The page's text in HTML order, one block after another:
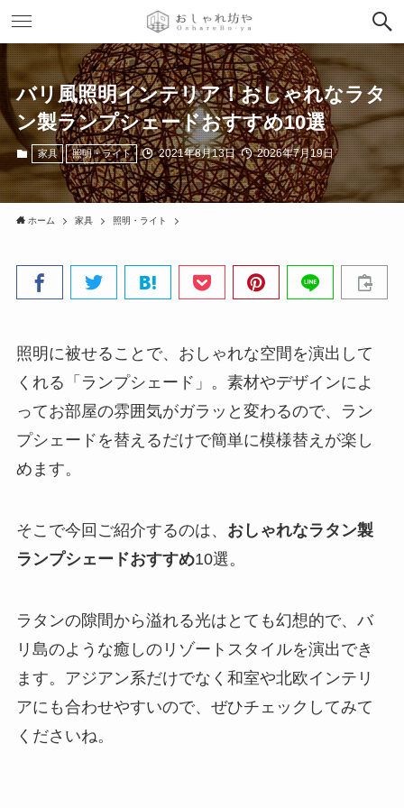
バリ風照明インテリア！おしゃれなラタ
ン製ランプシェードおすすめ10選
家具 照明・ライト 2021年8月13日 2026年7月19日
ホーム 家具 照明・ライト
照明に被せることで、おしゃれな空間を演出して
くれる「ランプシェード」。素材やデザインによ
ってお部屋の雰囲気がガラッと変わるので、ラン
プシェードを替えるだけで簡単に模様替えが楽し
めます。
そこで今回ご紹介するのは、 おしゃれなラタン製
ランプシェードおすすめ10選。
ラタンの隙間から溢れる光はとても幻想的で、バ
リ島のような癒しのリゾートスタイルを演出でき
ます。アジアン系だけでなく和室や北欧インテリ
アにも合わせやすいので、ぜひチェックしてみて
くださいね。